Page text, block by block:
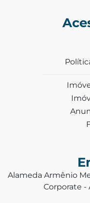
Alameda Armênio
Corporate -